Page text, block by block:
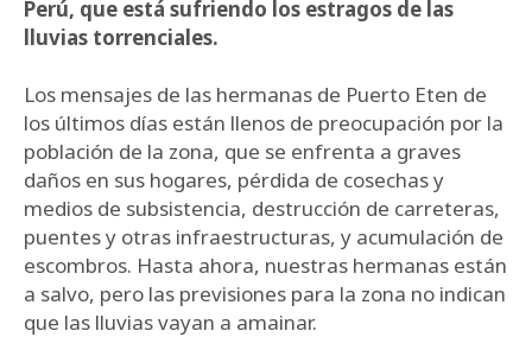
Perú, que está sufriendo los estragos de las
lluvias torrenciales.
Los mensajes de las hermanas de Puerto Eten de
los últimos días están llenos de preocupación por la
población de la zona, que se enfrenta a graves
daños en sus hogares, pérdida de cosechas y
medios de subsistencia, destrucción de carreteras,
puentes y otras infraestructuras, y acumulación de
escombros. Hasta ahora, nuestras hermanas están
a salvo, pero las previsiones para la zona no indican
que las lluvias vayan a amainar.